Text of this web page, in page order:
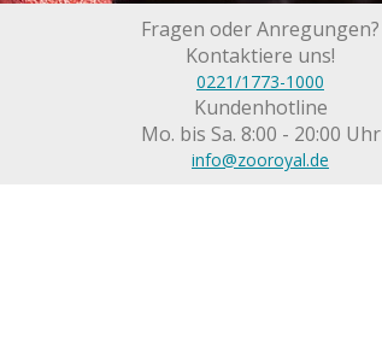
Fragen oder Anregungen?
Kontaktiere uns!
0221/1773-1000
Kundenhotline
Mo. bis Sa. 8:00 - 20:00 Uhr
info@zooroyal.de